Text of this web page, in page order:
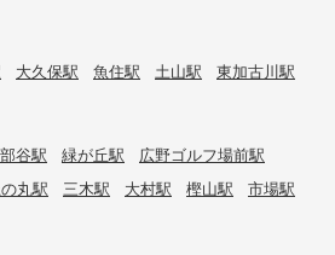
大久保駅 魚住駅 土山駅 東加古川駅
谷駅 緑が丘駅
広野ゴルフ場前駅
丸駅 三木駅 大村駅 樫山駅
市場駅